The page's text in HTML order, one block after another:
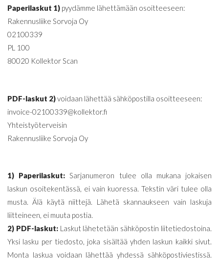
Paperilaskut 1) pyydämme lähettämään osoitteeseen:
Rakennusliike Sorvoja Oy
02100339
PL 100
80020 Kollektor Scan
PDF-laskut 2)voidaan lähettää sähköpostilla osoitteeseen:
invoice-02100339@kollektor.fi
Yhteistyöterveisin
Rakennusliike Sorvoja Oy
1) Paperilaskut: Sarjanumeron tulee olla mukana jokaisen
laskun osoitekentässä, ei vain kuoressa. Tekstin väri tulee olla
musta. Älä käytä niittejä. Lähetä skannaukseen vain laskuja
liitteineen, ei muuta postia.
2) PDF-laskut:Laskut lähetetään sähköpostin liitetiedostoina.
Yksi lasku per tiedosto, joka sisältää yhden laskun kaikki sivut.
Monta laskua voidaan lähettää yhdessä sähköpostiviestissä.